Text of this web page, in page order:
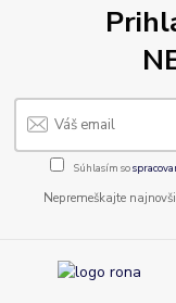
Súhlasím so
Nepremeškajte